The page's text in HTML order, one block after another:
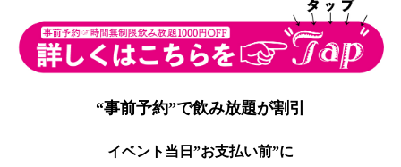
“事前予約”で飲み放題が割引
イベント当日”お支払い前”に